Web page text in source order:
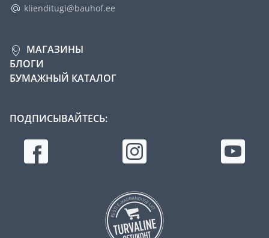
klienditugi@bauhof.ee
МАГАЗИНЫ
БЛОГИ
БУМАЖНЫЙ КАТАЛОГ
ПОДПИСЫВАЙТЕСЬ: